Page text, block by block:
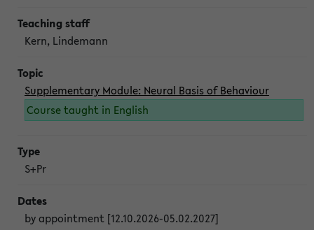
Kern, Lindemann
Supplementary Module: Neural Basis of Behaviour
Course taught in English
S+Pr
by appointment [12.10.2026-05.02.2027]